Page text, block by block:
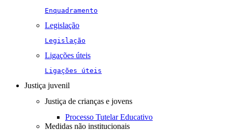
Enquadramento
Legislação
Legislação
Ligações úteis
Ligações úteis
Justiça juvenil
Justiça de crianças e jovens
Processo Tutelar Educativo
Medidas não institucionais